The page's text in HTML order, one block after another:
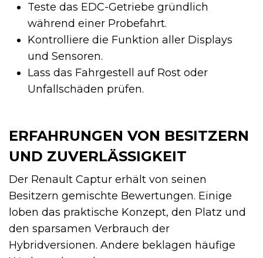
Teste das EDC-Getriebe gründlich
während einer Probefahrt.
Kontrolliere die Funktion aller Displays
und Sensoren.
Lass das Fahrgestell auf Rost oder
Unfallschäden prüfen.
ERFAHRUNGEN VON BESITZERN
UND ZUVERLÄSSIGKEIT
Der Renault Captur erhält von seinen
Besitzern gemischte Bewertungen. Einige
loben das praktische Konzept, den Platz und
den sparsamen Verbrauch der
Hybridversionen. Andere beklagen häufige